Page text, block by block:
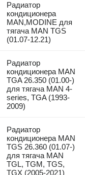
Радиатор
кондиционера
MAN,MODINE для
тягача MAN TGS
(01.07-12.21)
Радиатор
кондиционера MAN
TGA 26.350 (01.00-)
для тягача MAN 4-
series, TGA (1993-
2009)
Радиатор
кондиционера MAN
TGS 26.360 (01.07-)
для тягача MAN
TGL, TGM, TGS,
TGX (2005-2021)